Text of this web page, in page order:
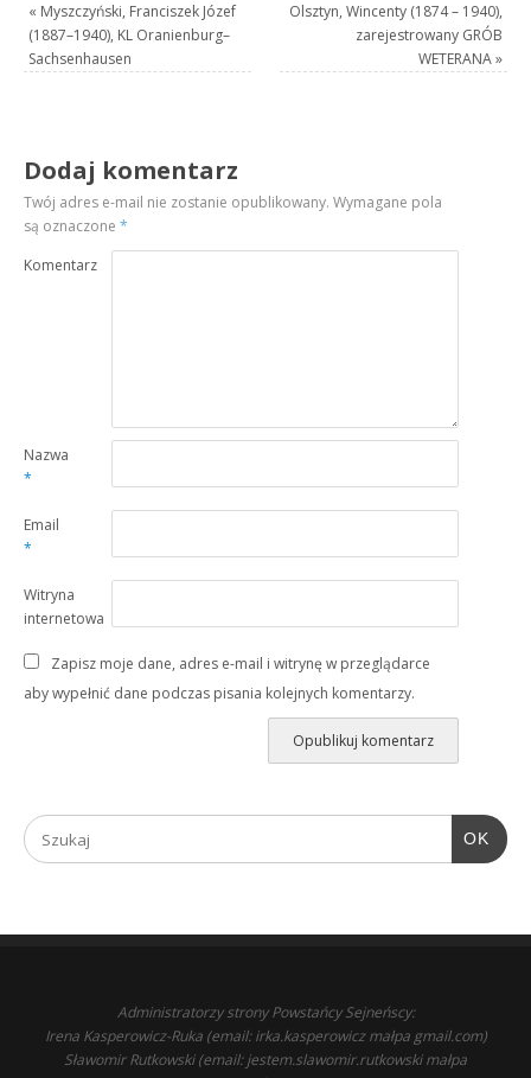
« Myszczyński, Franciszek Józef
(1887–1940), KL Oranienburg–
Sachsenhausen
Olsztyn, Wincenty (1874 – 1940),
zarejestrowany GRÓB
WETERANA»
Dodaj komentarz
Twój adres e-mail nie zostanie opublikowany. Wymagane pola
są oznaczone*
Komentarz
Nazwa
*
Email
*
Witryna
internetowa
Zapisz moje dane, adres e-mail i witrynę w przeglądarce
aby wypełnić dane podczas pisania kolejnych komentarzy.
OK
Administratorzy strony Powstańcy Sejneńscy:
Irena Kasperowicz-Ruka (email: irka.kasperowicz małpa gmail.com)
Sławomir Rutkowski (email: jestem.slawomir.rutkowski małpa